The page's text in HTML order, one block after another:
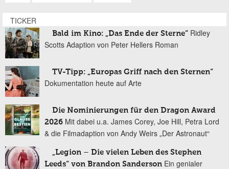
TICKER
Bald im Kino: „Das Ende der Sterne“ Ridley
Scotts Adaption von Peter Hellers Roman
TV-Tipp: „Europas Griff nach den Sternen“
Dokumentation heute auf Arte
Die Nominierungen für den Dragon Award
2026 Mit dabei u.a. James Corey, Joe Hill, Petra Lord
& die Filmadaption von Andy Weirs „Der Astronaut“
„Legion – Die vielen Leben des Stephen
Leeds“ von Brandon Sanderson Ein genialer